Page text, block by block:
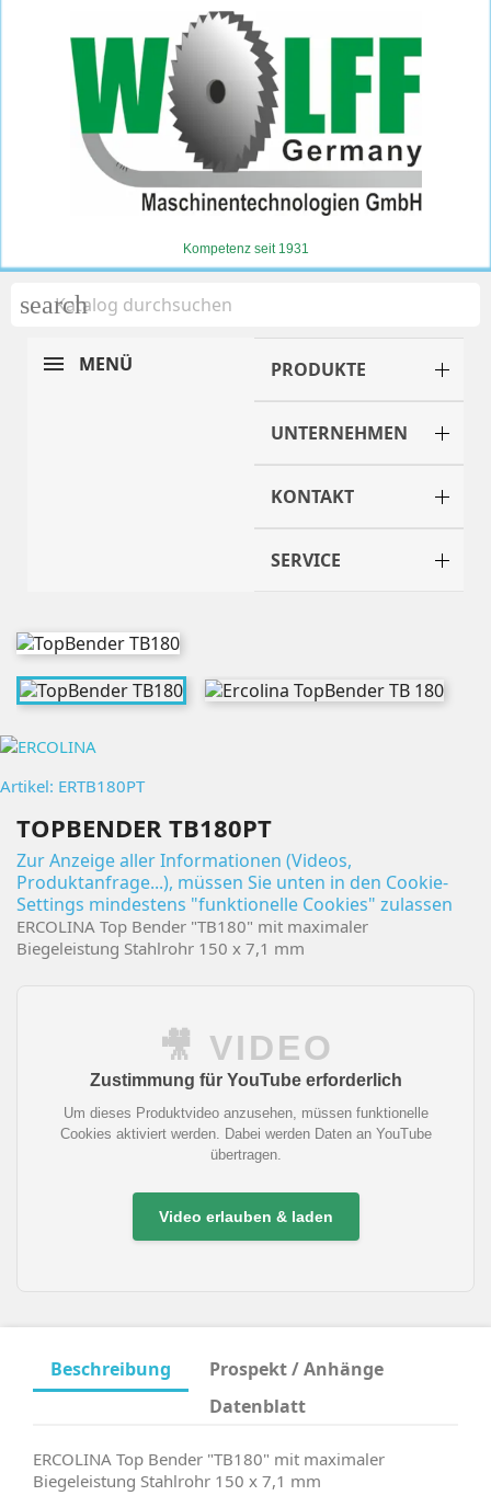
Kompetenz seit 1931
search
MENÜ PRODUKTE
UNTERNEHMEN
KONTAKT
SERVICE
Artikel: ERTB180PT
TOPBENDER TB180PT
Zur Anzeige aller Informationen (Videos,
Produktanfrage...), müssen Sie unten in den Cookie-
Settings mindestens "funktionelle Cookies" zulassen
ERCOLINA Top Bender "TB180" mit maximaler
Biegeleistung Stahlrohr 150 x 7,1 mm
🎥 VIDEO
Zustimmung für YouTube erforderlich
Um dieses Produktvideo anzusehen, müssen funktionelle
Cookies aktiviert werden. Dabei werden Daten an YouTube
übertragen.
Video erlauben & laden
Beschreibung
Prospekt / Anhänge
Datenblatt
ERCOLINA Top Bender "TB180" mit maximaler
Biegeleistung Stahlrohr 150 x 7,1 mm